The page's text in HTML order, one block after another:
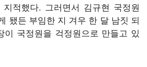
적했다. 그러면서 김규현 국정원
됐든 부임한 지 겨우 한 달 남짓 되
이 국정원을 걱정원으로 만들고 있